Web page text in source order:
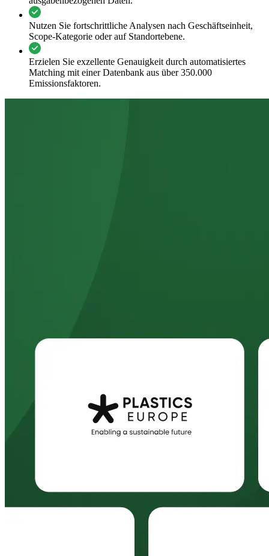
Nutzen Sie fortschrittliche Analysen nach Geschäftseinheit,
Scope-Kategorie oder auf Standortebene.
Erzielen Sie exzellente Genauigkeit durch automatisiertes
Matching mit einer Datenbank aus über 350.000
Emissionsfaktoren.